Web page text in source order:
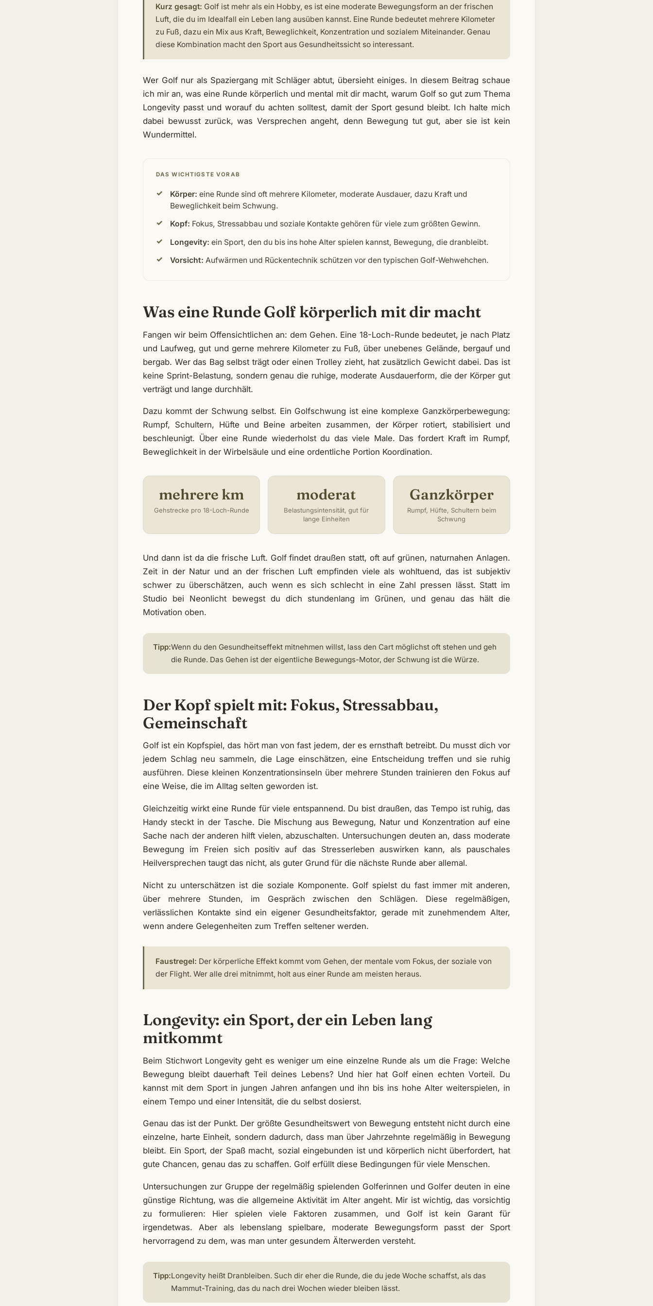
Kurz gesagt: Golf ist mehr als ein Hobby, es ist eine moderate Bewegungsform an der frischen
Luft, die du im Idealfall ein Leben lang ausüben kannst. Eine Runde bedeutet mehrere Kilometer
zu Fuß, dazu ein Mix aus Kraft, Beweglichkeit, Konzentration und sozialem Miteinander. Genau
diese Kombination macht den Sport aus Gesundheitssicht so interessant.
Wer Golf nur als Spaziergang mit Schläger abtut, übersieht einiges. In diesem Beitrag schaue
ich mir an, was eine Runde körperlich und mental mit dir macht, warum Golf so gut zum Thema
Longevity passt und worauf du achten solltest, damit der Sport gesund bleibt. Ich halte mich
dabei bewusst zurück, was Versprechen angeht, denn Bewegung tut gut, aber sie ist kein
Wundermittel.
DAS WICHTIGSTE VORAB
Körper: eine Runde sind oft mehrere Kilometer, moderate Ausdauer, dazu Kraft und
Beweglichkeit beim Schwung.
Kopf: Fokus, Stressabbau und soziale Kontakte gehören für viele zum größten Gewinn.
Longevity: ein Sport, den du bis ins hohe Alter spielen kannst, Bewegung, die dranbleibt.
Vorsicht: Aufwärmen und Rückentechnik schützen vor den typischen Golf-Wehwehchen.
Was eine Runde Golf körperlich mit dir macht
Fangen wir beim Offensichtlichen an: dem Gehen. Eine 18-Loch-Runde bedeutet, je nach Platz
und Laufweg, gut und gerne mehrere Kilometer zu Fuß, über unebenes Gelände, bergauf und
bergab. Wer das Bag selbst trägt oder einen Trolley zieht, hat zusätzlich Gewicht dabei. Das ist
keine Sprint-Belastung, sondern genau die ruhige, moderate Ausdauerform, die der Körper gut
verträgt und lange durchhält.
Dazu kommt der Schwung selbst. Ein Golfschwung ist eine komplexe Ganzkörperbewegung:
Rumpf, Schultern, Hüfte und Beine arbeiten zusammen, der Körper rotiert, stabilisiert und
beschleunigt. Über eine Runde wiederholst du das viele Male. Das fordert Kraft im Rumpf,
Beweglichkeit in der Wirbelsäule und eine ordentliche Portion Koordination.
mehrere km
Gehstrecke pro 18-Loch-Runde
moderat
Belastungsintensität, gut für
lange Einheiten
Ganzkörper
Rumpf, Hüfte, Schultern beim
Schwung
Und dann ist da die frische Luft. Golf findet draußen statt, oft auf grünen, naturnahen Anlagen.
Zeit in der Natur und an der frischen Luft empfinden viele als wohltuend, das ist subjektiv
schwer zu überschätzen, auch wenn es sich schlecht in eine Zahl pressen lässt. Statt im
Studio bei Neonlicht bewegst du dich stundenlang im Grünen, und genau das hält die
Motivation oben.
Tipp:Wenn du den Gesundheitseffekt mitnehmen willst, lass den Cart möglichst oft stehen und geh
die Runde. Das Gehen ist der eigentliche Bewegungs-Motor, der Schwung ist die Würze.
Der Kopf spielt mit: Fokus, Stressabbau,
Gemeinschaft
Golf ist ein Kopfspiel, das hört man von fast jedem, der es ernsthaft betreibt. Du musst dich vor
jedem Schlag neu sammeln, die Lage einschätzen, eine Entscheidung treffen und sie ruhig
ausführen. Diese kleinen Konzentrationsinseln über mehrere Stunden trainieren den Fokus auf
eine Weise, die im Alltag selten geworden ist.
Gleichzeitig wirkt eine Runde für viele entspannend. Du bist draußen, das Tempo ist ruhig, das
Handy steckt in der Tasche. Die Mischung aus Bewegung, Natur und Konzentration auf eine
Sache nach der anderen hilft vielen, abzuschalten. Untersuchungen deuten an, dass moderate
Bewegung im Freien sich positiv auf das Stresserleben auswirken kann, als pauschales
Heilversprechen taugt das nicht, als guter Grund für die nächste Runde aber allemal.
Nicht zu unterschätzen ist die soziale Komponente. Golf spielst du fast immer mit anderen,
über mehrere Stunden, im Gespräch zwischen den Schlägen. Diese regelmäßigen,
verlässlichen Kontakte sind ein eigener Gesundheitsfaktor, gerade mit zunehmendem Alter,
wenn andere Gelegenheiten zum Treffen seltener werden.
Faustregel: Der körperliche Effekt kommt vom Gehen, der mentale vom Fokus, der soziale von
der Flight. Wer alle drei mitnimmt, holt aus einer Runde am meisten heraus.
Longevity: ein Sport, der ein Leben lang
mitkommt
Beim Stichwort Longevity geht es weniger um eine einzelne Runde als um die Frage: Welche
Bewegung bleibt dauerhaft Teil deines Lebens? Und hier hat Golf einen echten Vorteil. Du
kannst mit dem Sport in jungen Jahren anfangen und ihn bis ins hohe Alter weiterspielen, in
einem Tempo und einer Intensität, die du selbst dosierst.
Genau das ist der Punkt. Der größte Gesundheitswert von Bewegung entsteht nicht durch eine
einzelne, harte Einheit, sondern dadurch, dass man über Jahrzehnte regelmäßig in Bewegung
bleibt. Ein Sport, der Spaß macht, sozial eingebunden ist und körperlich nicht überfordert, hat
gute Chancen, genau das zu schaffen. Golf erfüllt diese Bedingungen für viele Menschen.
Untersuchungen zur Gruppe der regelmäßig spielenden Golferinnen und Golfer deuten in eine
günstige Richtung, was die allgemeine Aktivität im Alter angeht. Mir ist wichtig, das vorsichtig
zu formulieren: Hier spielen viele Faktoren zusammen, und Golf ist kein Garant für
irgendetwas. Aber als lebenslang spielbare, moderate Bewegungsform passt der Sport
hervorragend zu dem, was man unter gesundem Älterwerden versteht.
Tipp:Longevity heißt Dranbleiben. Such dir eher die Runde, die du jede Woche schaffst, als das
Mammut-Training, das du nach drei Wochen wieder bleiben lässt.